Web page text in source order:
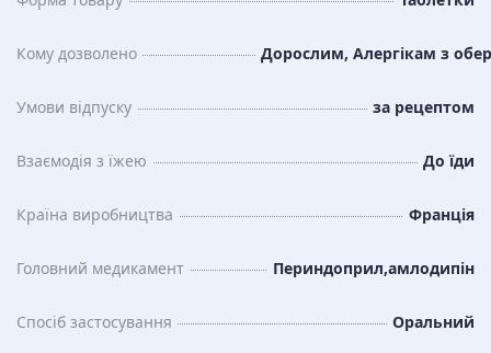
Кому дозволено Дорослим, Алергікам з
Умови відпуску за рецептом
Взаємодія з їжею До їди
Країна виробництва Франція
Головний медикамент Периндоприл,амлодипін
Спосіб застосування Оральний